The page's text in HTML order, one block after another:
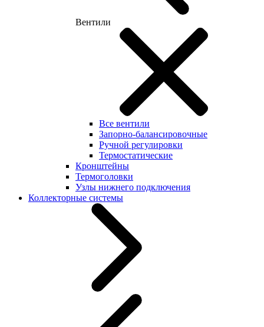
Вентили
Все вентили
Запорно-балансировочные
Ручной регулировки
Термостатические
Кронштейны
Термоголовки
Узлы нижнего подключения
Коллекторные системы